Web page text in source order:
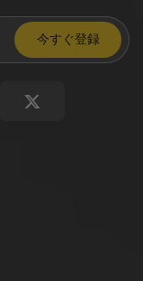
今すぐ登録